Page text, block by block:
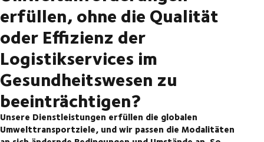
erfüllen, ohne die Qualität
oder Effizienz der
Logistikservices im
Gesundheitswesen zu
beeinträchtigen?
Unsere Dienstleistungen erfüllen die globalen
Umwelttransportziele, und wir passen die Modalitäten